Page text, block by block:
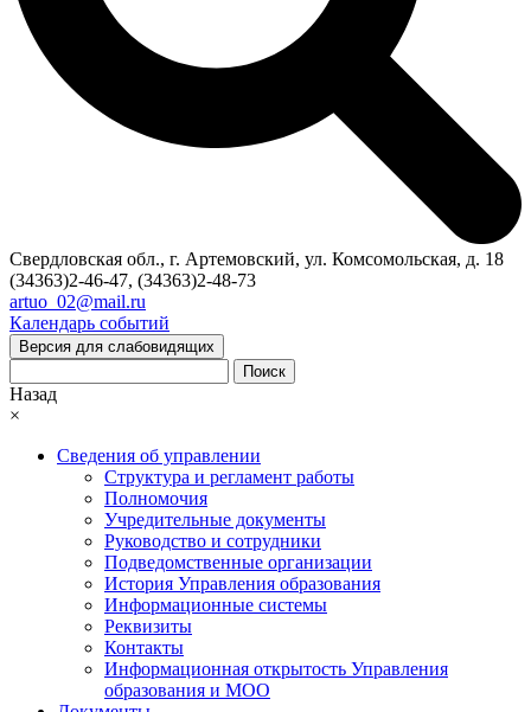
Свердловская обл., г. Артемовский, ул. Комсомольская, д. 18
(34363)2-46-47, (34363)2-48-73
artuo_02@mail.ru
Календарь событий
Версия для слабовидящих
Поиск
Назад
×
Сведения об управлении
Структура и регламент работы
Полномочия
Учредительные документы
Руководство и сотрудники
Подведомственные организации
История Управления образования
Информационные системы
Реквизиты
Контакты
Информационная открытость Управления
образования и МОО